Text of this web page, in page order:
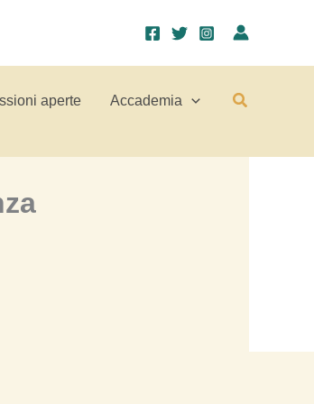
aperte Accademia Cerca